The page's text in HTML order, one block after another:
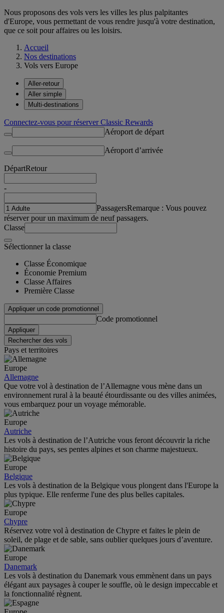
Nous proposons des vols vers les villes les plus palpitantes
d'Europe, vous permettant de vous rendre jusqu'à votre destination,
que ce soit pour affaires ou les loisirs.
Accueil
Nos destinations
Vols vers Europe
Aller-retour
Aller simple
Multi-destinations
Connectez-vous pour réserver Classic Rewards
Aéroport de départ
Aéroport d’arrivée
DépartRetour
-
PassagersRemarque : Vous pouvez
réserver pour un maximum de neuf passagers.
Classe
Sélectionner la classe
Classe Économique
Économie Premium
Classe Affaires
Première Classe
Appliquer un code promotionnel
Code promotionnel
Appliquer
Rechercher des vols
Pays et territoires
Europe
Allemagne
Que votre vol à destination de l’Allemagne vous mène dans un
environnement rural à la beauté étourdissante ou des villes animées,
vous embarquez pour un voyage mémorable.
Europe
Autriche
Les vols à destination de l’Autriche vous feront découvrir la riche
histoire du pays, ses pentes alpines et son charme majestueux.
Europe
Belgique
Les vols à destination de la Belgique vous plongent dans l'Europe la
plus typique. Elle renferme l'une des plus belles capitales.
Europe
Chypre
Réservez votre vol à destination de Chypre et faites le plein de
soleil, de plage et de sable, sans oublier quelques jours d’aventure.
Europe
Danemark
Les vols à destination du Danemark vous emmènent dans un pays
élégant aux paysages à couper le souffle, où le design impeccable et
la fonctionnalité règnent.